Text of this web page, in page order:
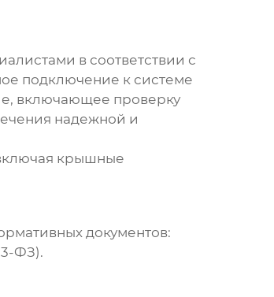
в соответствии с
подключение к системе
включающее проверку
надежной и
крышные
документов:
ФЗ).